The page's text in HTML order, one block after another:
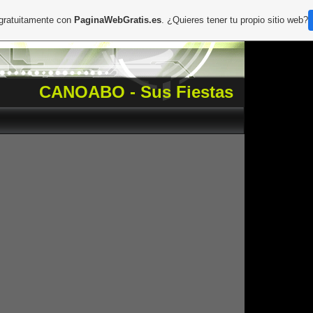
CANOABO - Sus Fiestas
con PaginaWebGratis.es. ¿Quieres tener tu propio sitio web?